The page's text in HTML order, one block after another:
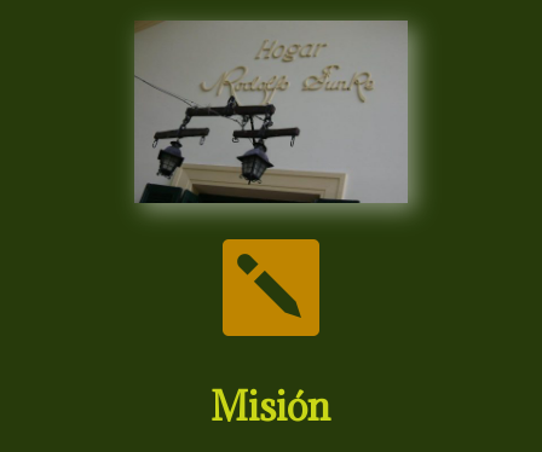

Misión